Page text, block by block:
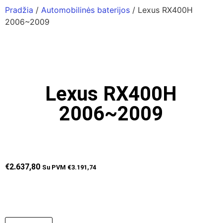
Pradžia / Automobilinės baterijos / Lexus RX400H
2006~2009
Lexus RX400H
2006~2009
€2.637,80 Su PVM €3.191,74